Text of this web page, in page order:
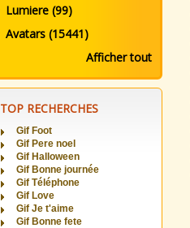
Lumiere (99)
Avatars (15441)
Afficher tout
TOP RECHERCHES
Gif Foot
Gif Pere noel
Gif Halloween
Gif Bonne journée
Gif Téléphone
Gif Love
Gif Je t'aime
Gif Bonne fete